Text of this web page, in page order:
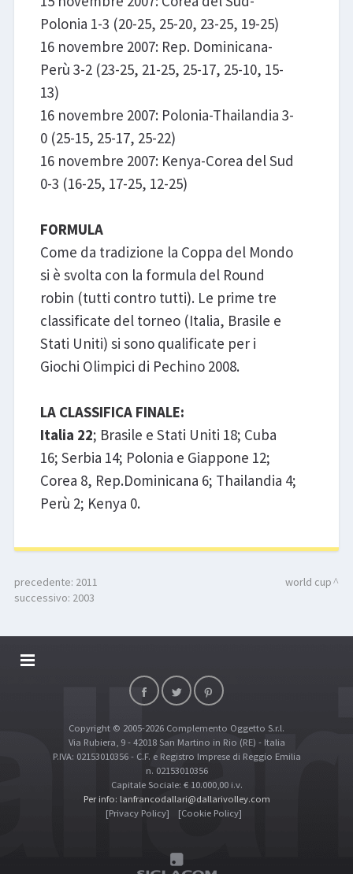
Polonia 1-3 (20-25, 25-20, 23-25, 19-25)
16 novembre 2007: Rep. Dominicana-
Perù 3-2 (23-25, 21-25, 25-17, 25-10, 15-
13)
16 novembre 2007: Polonia-Thailandia 3-
0 (25-15, 25-17, 25-22)
16 novembre 2007: Kenya-Corea del Sud
0-3 (16-25, 17-25, 12-25)
FORMULA
Come da tradizione la Coppa del Mondo
si è svolta con la formula del Round
robin (tutti contro tutti). Le prime tre
classificate del torneo (Italia, Brasile e
Stati Uniti) si sono qualificate per i
Giochi Olimpici di Pechino 2008.
LA CLASSIFICA FINALE:
Italia 22; Brasile e Stati Uniti 18; Cuba
16; Serbia 14; Polonia e Giappone 12;
Corea 8, Rep.Dominicana 6; Thailandia 4;
Perù 2; Kenya 0.
precedente: 2011
successivo: 2003
world cup
DALLARIVOLLEY SOSTIENE
TOP RICERCHE
SITE MAP
Copyright © 2005-2026 Complemento Oggetto S.r.l.
Via Rubiera, 9 - 42018 San Martino in Rio (RE) - Italia
P.IVA: 02153010356 - C.F. e Registro Imprese di Reggio Emilia
n. 02153010356
Capitale Sociale: € 10.000,00 i.v.
Per info: lanfrancodallari@dallarivolley.com
[Privacy Policy]
[Cookie Policy]